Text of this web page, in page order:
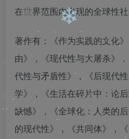
在世界范围内出现的全球性
著作有：《作为实践的文化
由》，《现代性与大屠杀》
代性与矛盾性》，《后现代
学》，《生活在碎片中：论
缺憾》，《全球化：人类的
的现代性》，《共同体》，
❄